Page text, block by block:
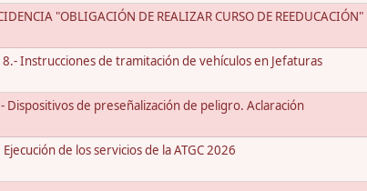
"OBLIGACIÓN DE REALIZAR CURSO DE REEDUCACIÓN"
Instrucciones de tramitación de vehículos en Jefaturas
de preseñalización de peligro. Aclaración
de los servicios de la ATGC 2026